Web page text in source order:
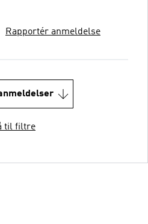
Rapportér anmeldelse
til filtre